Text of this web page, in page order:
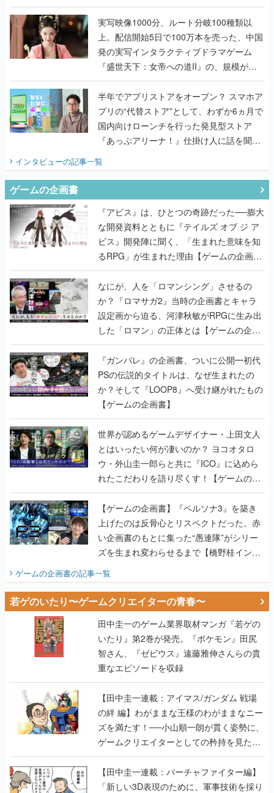
『TATSUJIN EXTREME』で初タッグを組
んだレジェンド2人に訊く開発秘話
実写映像1000分、ルート分岐100種類以
上。配信開始5日で100万本を売った、中国
発の実写インタラクティブドラマゲーム
『盛世天下：女帝への道II』の、規模が違
うこだわりをプロデューサーに聞いた
半年でアプリストアをオープン？ スマホア
プリの“代替ストア”として、わずか6ヵ月で
国内向けローンチを行った発見型ストア
『あっぷアリーナ！』仕掛け人に話を聞い
インタビューの記事一覧
ゲームの企画書
『アビス』は、ひとつの奇跡だった──膨大
な開発資料とともに『テイルズ オブ ジ ア
ビス』開発陣に聞く、「生まれた意味を知
るRPG」が生まれた理由【ゲームの企画
書】
なにが、人を「ロマンシング」させるの
か？『ロマサガ2』当時の企画書とキャラ
設定画から迫る、河津秋敏がRPGに生み出
した「ロマン」の正体とは【ゲームの企画
書】
『ガンパレ』の企画書、ついに公開━初代
PSの伝説的タイトルは、なぜ生まれたの
か？そして『LOOP8』へ受け継がれたもの
【ゲームの企画書】
世界が認めるゲームデザイナー・上田文人
とはいったい何が凄いのか？ ヨコオタロ
ウ・外山圭一郎らと共に『ICO』に込めら
れたこだわりを語り尽くす！【ゲームの企
画書】
【ゲームの企画書】『ペルソナ3』を築き
上げたのは反骨心とリスペクトだった。赤
い企画書のもとに集った“愚連隊”がシリー
ズを生まれ変わらせるまで【橋野桂インタ
ゲームの企画書の記事一覧
若ゲのいたり〜ゲームクリエイターの青春〜
田中圭一のゲーム業界取材マンガ『若ゲの
いたり』第2巻が発売。『ポケモン』田尻
智さん、『ゼビウス』遠藤雅伸さんらの貴
重なエピソードを収録
【田中圭一連載：アイマス/ガンダム 戦場
の絆 編】わがままな王様のわがままなニー
ズを満たす！──小山順一朗が貫く姿勢に、
ゲームクリエイターとしての矜持を見た
【若ゲのいたり最終回】
【田中圭一連載：バーチャファイター編】
「新しい3D表現のために、軍事技術を採り